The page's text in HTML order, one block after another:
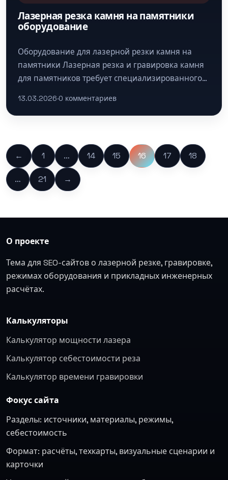
Лазерная резка камня на памятники
оборудование
Оборудование для лазерной резки камня на
памятники Лазерная резка и гравировка камня
для памятников требует специализированного
точность и детализацию. Основные…
13.03.2026·0 комментариев
Пагинация
← 1 … 14 15 16 17 18
… 21 →
О проекте
Тема для SEO-сайтов о лазерной резке, гравировке,
режимах оборудования и прикладных инженерных
расчётах.
Калькуляторы
Калькулятор мощности лазера
Калькулятор себестоимости реза
Калькулятор времени гравировки
Фокус сайта
Разделы: источники, материалы, режимы,
себестоимость
Формат: расчёты, техкарты, визуальные сценарии и
карточки